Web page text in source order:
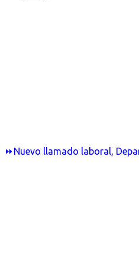
⏩Nuevo llamado laboral,